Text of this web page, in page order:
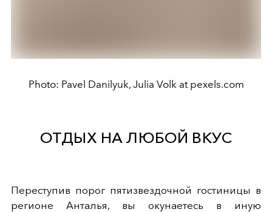
Photo: Pavel Danilyuk, Julia Volk at pexels.com
ОТДЫХ НА ЛЮБОЙ ВКУС
Переступив порог пятизвездочной гостиницы в
регионе Анталья, вы окунаетесь в иную